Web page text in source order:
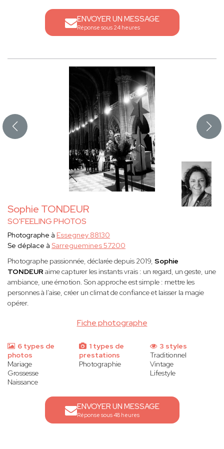
ENVOYER UN MESSAGE
Réponse sous 24 heures
Sophie TONDEUR
SO'FEELING PHOTOS
Fiche photographe
Photographe à Essegney 88130
Se déplace à Sarreguemines 57200
Photographe passionnée, déclarée depuis 2019, Sophie
TONDEUR aime capturer les instants vrais : un regard, un geste, une
ambiance, une émotion. Son approche est simple : mettre les
personnes à l’aise, créer un climat de confiance et laisser la magie
opérer.
6 types de
photos
Mariage
Grossesse
Naissance
1 types de
prestations
Photographie
3 styles
Traditionnel
Vintage
Lifestyle
ENVOYER UN MESSAGE
Réponse sous 48 heures